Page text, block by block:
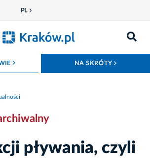
PL
ROZWIŃ MENU NA SKRÓTY
pływania, czyli